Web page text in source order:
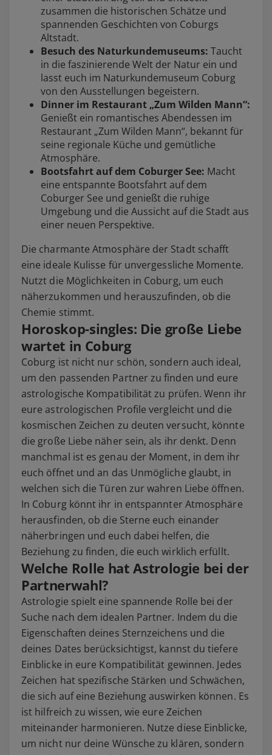
zusammen die historischen Schätze und
spannenden Geschichten von Coburgs
Altstadt.
Besuch des Naturkundemuseums: Taucht
in die faszinierende Welt der Natur ein und
lasst euch im Naturkundemuseum Coburg
von den Ausstellungen begeistern.
Dinner im Restaurant „Zum Wilden Mann“:
Genießt ein romantisches Abendessen im
Restaurant „Zum Wilden Mann“, bekannt für
seine regionale Küche und gemütliche
Atmosphäre.
Bootsfahrt auf dem Coburger See: Macht
eine entspannte Bootsfahrt auf dem
Coburger See und genießt die ruhige
Umgebung und die Aussicht auf die Stadt aus
einer neuen Perspektive.
Die charmante Atmosphäre der Stadt schafft
eine ideale Kulisse für unvergessliche Momente.
Nutzt die Möglichkeiten in Coburg, um euch
näherzukommen und herauszufinden, ob die
Chemie stimmt.
Horoskop-singles: Die große Liebe
wartet in Coburg
Coburg ist nicht nur schön, sondern auch ideal,
um den passenden Partner zu finden und eure
astrologische Kompatibilität zu prüfen. Wenn ihr
eure astrologischen Profile vergleicht und die
kosmischen Zeichen zu deuten versucht, könnte
die große Liebe näher sein, als ihr denkt. Denn
manchmal ist es genau der Moment, in dem ihr
euch öffnet und an das Unmögliche glaubt, in
welchen sich die Türen zur wahren Liebe öffnen.
In Coburg könnt ihr in entspannter Atmosphäre
herausfinden, ob die Sterne euch einander
näherbringen und euch dabei helfen, die
Beziehung zu finden, die euch wirklich erfüllt.
Welche Rolle hat Astrologie bei der
Partnerwahl?
Astrologie spielt eine spannende Rolle bei der
Suche nach dem idealen Partner. Indem du die
Eigenschaften deines Sternzeichens und die
deines Dates berücksichtigst, kannst du tiefere
Einblicke in eure Kompatibilität gewinnen. Jedes
Zeichen hat spezifische Stärken und Schwächen,
die sich auf eine Beziehung auswirken können. Es
ist hilfreich zu wissen, wie eure Zeichen
miteinander harmonieren. Nutze diese Einblicke,
um nicht nur deine Wünsche zu klären, sondern